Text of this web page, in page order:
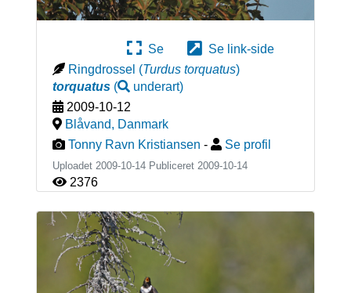
Se
Se link-side
Ringdrossel (Turdus torquatus)
torquatus( underart)
2009-10-12
Blåvand, Danmark
Tonny Ravn Kristiansen - Se profil
Uploadet 2009-10-14 Publiceret 2009-10-14
2376